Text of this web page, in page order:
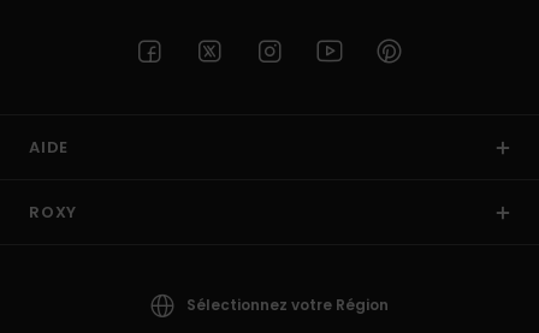
AIDE
ROXY
Sélectionnez votre Région